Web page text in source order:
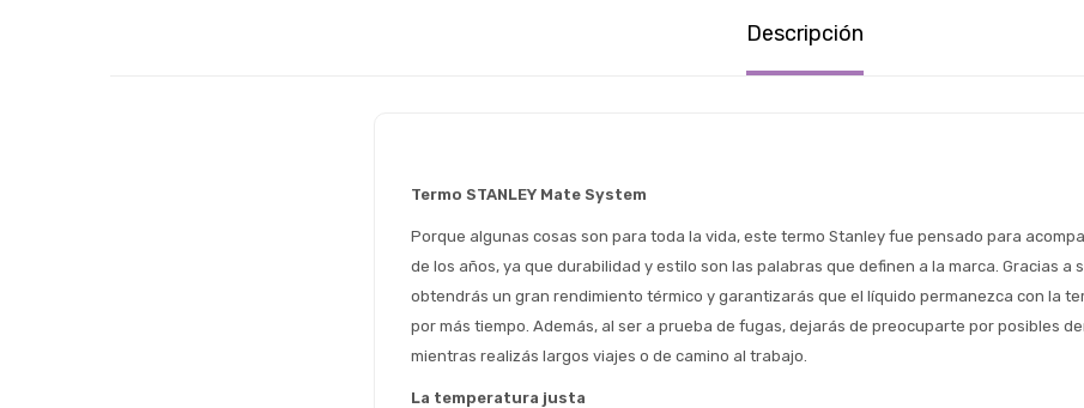
Descripción
Termo STANLEY Mate System
Porque algunas cosas son para toda la vida, este termo Stanley fue pensado para
de los años, ya que durabilidad y estilo son las palabras que definen a la marca. Gracias a
obtendrás un gran rendimiento térmico y garantizarás que el líquido permanezca con la
por más tiempo. Además, al ser a prueba de fugas, dejarás de preocuparte por posibles
mientras realizás largos viajes o de camino al trabajo.
La temperatura justa
Estimado/a